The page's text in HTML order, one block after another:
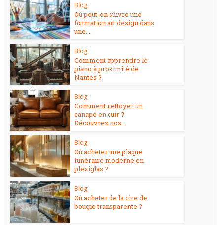
Blog
Où peut-on suivre une
formation art design dans
une...
Blog
Comment apprendre le
piano à proximité de
Nantes ?
Blog
Comment nettoyer un
canapé en cuir ?
Découvrez nos...
Blog
Où acheter une plaque
funéraire moderne en
plexiglas ?
Blog
Où acheter de la cire de
bougie transparente ?